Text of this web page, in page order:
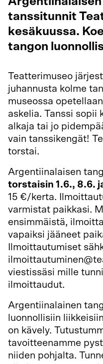
tanssitunnit
kesäkuussa.
tangon
Teatterimuseo
juhannusta kolme
museossa
askelia. Tanssi sopii
alkaja tai jo
vain tanssikengät!
torstai.
Argentiinalaisen
torstaisin 1.6., 8.6.
15 €/kerta.
varmistat paikkasi.
ensimmäistä,
vapaiksi jääneet
Ilmoittautumiset
viestissäsi mille
ilmoittaudut.
Argentiinalainen
luonnollisiin
on kävely.
tavoitteenamme
niiden pohjalta.